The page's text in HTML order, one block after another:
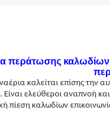
περάτωσης
καλείται επίσης
ελεύθεροι αναπνοή
πίεση καλωδίων